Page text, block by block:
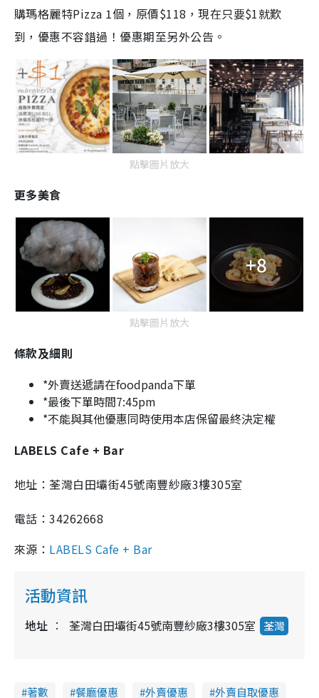
購瑪格麗特Pizza 1個，原價$118，現在只要$1就歎
到，優惠不容錯過！優惠期至另外公告。
點擊圖片放大
更多美食
+8
點擊圖片放大
條款及細則
*外賣送遞請在foodpanda下單
*最後下單時間7:45pm
*不能與其他優惠同時使用本店保留最終決定權
LABELS Cafe + Bar
地址：荃灣白田壩街45號南豐紗廠3樓305室
電話：34262668
來源： LABELS Cafe + Bar
活動資訊
地址 荃灣白田壩街45號南豐紗廠3樓305室 荃灣
著數 餐廳優惠 外賣優惠 外賣自取優惠